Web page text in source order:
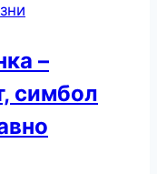
–
симбол